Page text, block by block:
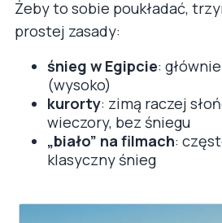
Żeby to sobie poukładać,
prostej zasady:
śnieg w Egipcie: głównie
(wysoko)
kurorty: zimą raczej
wieczory, bez śniegu
„biało” na filmach:
klasyczny śnieg